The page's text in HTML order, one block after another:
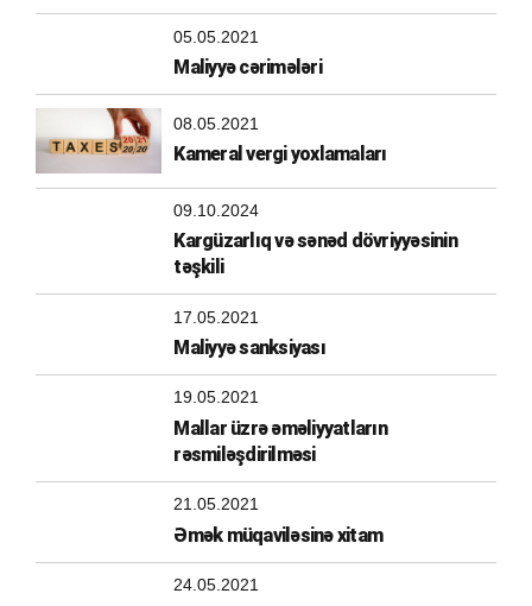
05.05.2021
Maliyyə cərimələri
08.05.2021
Kameral vergi yoxlamaları
09.10.2024
Kargüzarlıq və sənəd dövriyyəsinin
təşkili
17.05.2021
Maliyyə sanksiyası
19.05.2021
Mallar üzrə əməliyyatların
rəsmiləşdirilməsi
21.05.2021
Əmək müqaviləsinə xitam
24.05.2021